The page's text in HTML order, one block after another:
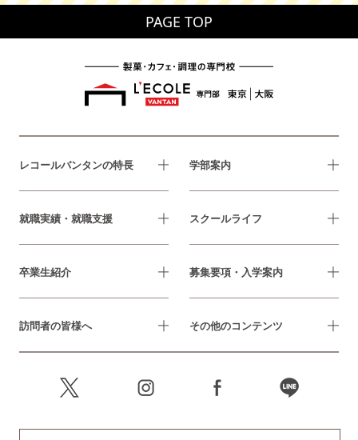
PAGE TOP
レコールバンタンの特長 学部案内
就職実績・就職支援 スクールライフ
卒業生紹介 募集要項・入学案内
訪問者の皆様へ その他のコンテンツ